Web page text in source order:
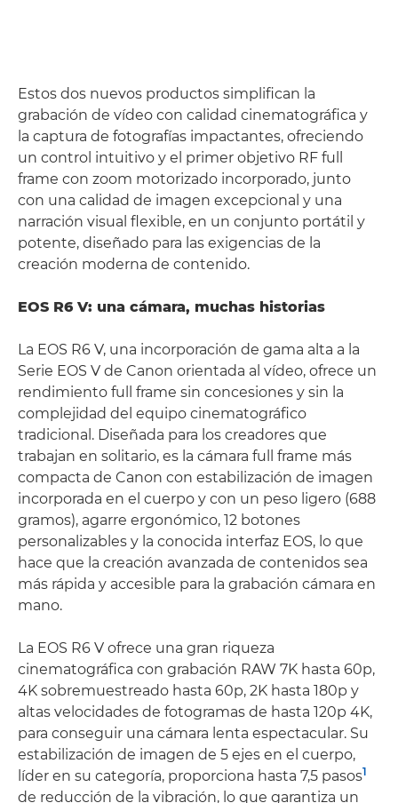
Estos dos nuevos productos simplifican la
grabación de vídeo con calidad cinematográfica y
la captura de fotografías impactantes, ofreciendo
un control intuitivo y el primer objetivo RF full
frame con zoom motorizado incorporado, junto
con una calidad de imagen excepcional y una
narración visual flexible, en un conjunto portátil y
potente, diseñado para las exigencias de la
creación moderna de contenido.
EOS R6 V: una cámara, muchas historias
La EOS R6 V, una incorporación de gama alta a la
Serie EOS V de Canon orientada al vídeo, ofrece un
rendimiento full frame sin concesiones y sin la
complejidad del equipo cinematográfico
tradicional. Diseñada para los creadores que
trabajan en solitario, es la cámara full frame más
compacta de Canon con estabilización de imagen
incorporada en el cuerpo y con un peso ligero (688
gramos), agarre ergonómico, 12 botones
personalizables y la conocida interfaz EOS, lo que
hace que la creación avanzada de contenidos sea
más rápida y accesible para la grabación cámara en
mano.
La EOS R6 V ofrece una gran riqueza
cinematográfica con grabación RAW 7K hasta 60p,
4K sobremuestreado hasta 60p, 2K hasta 180p y
altas velocidades de fotogramas de hasta 120p 4K,
para conseguir una cámara lenta espectacular. Su
estabilización de imagen de 5 ejes en el cuerpo,
líder en su categoría, proporciona hasta 7,5 pasos1
de reducción de la vibración, lo que garantiza un